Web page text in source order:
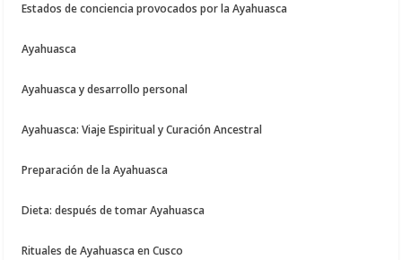
Estados de conciencia provocados por la Ayahuasca
Ayahuasca
Ayahuasca y desarrollo personal
Ayahuasca: Viaje Espiritual y Curación Ancestral
Preparación de la Ayahuasca
Dieta: después de tomar Ayahuasca
Rituales de Ayahuasca en Cusco